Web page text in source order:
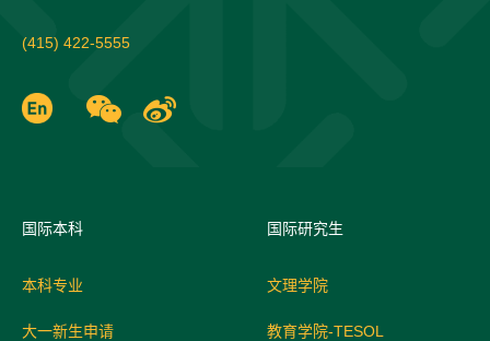
(415) 422-5555
国际本科
本科专业
大一新生申请
国际研究生
文理学院
教育学院-TESOL